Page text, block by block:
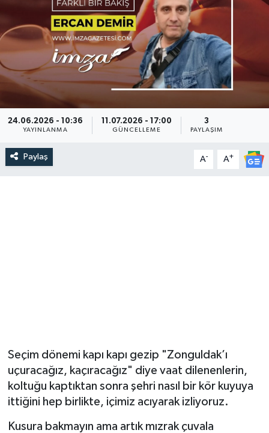
24.06.2026 - 10:36
YAYINLANMA
11.07.2026 - 17:00
GÜNCELLEME
3
PAYLAŞIM
Paylaş A- A+
Seçim dönemi kapı kapı gezip "Zonguldak’ı
uçuracağız, kaçıracağız" diye vaat dilenenlerin,
koltuğu kaptıktan sonra şehri nasıl bir kör kuyuya
ittiğini hep birlikte, içimiz acıyarak izliyoruz.
Kusura bakmayın ama artık mızrak çuvala
DEVREK
DÜZCE
EREĞLİ